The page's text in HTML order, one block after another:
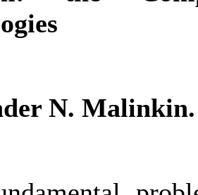
N. Malinkin.